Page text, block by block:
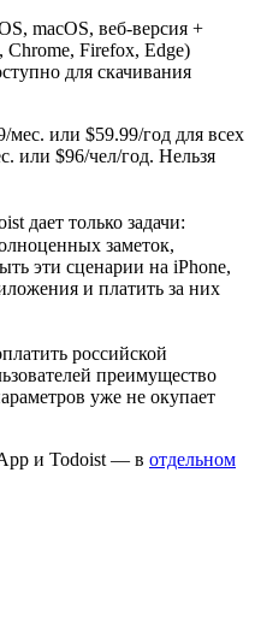
macOS, веб-версия +
Chrome, Firefox, Edge)
для скачивания
или $59.99/год для всех
или $96/чел/год. Нельзя
дает только задачи:
заметок,
эти сценарии на iPhone,
и платить за них
российской
преимущество
уже не окупает
и Todoist — в отдельном